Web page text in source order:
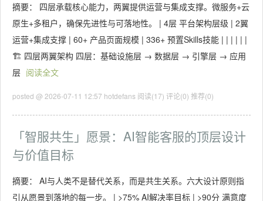
摘要： 四层承载核心能力，两翼提供运营与集成支撑。微服务+云
原生+多租户，确保先进性与可落地性。 | 4层 平台架构层级 | 2翼
运营+集成支撑 | 60+ 产品页面规模 | 336+ 预置Skills技能 | | | | | |
🏗️ 四层两翼架构 四层：基础设施层 → 数据层 → 引擎层 → 应用
层 阅读全文
posted @ 2026-07-11 12:57 hotdefans 阅读(17) 评论(0) 推荐(0)
「智服共生」愿景：AI智能客服的顶层设计
与价值目标
摘要： AI与人类不是替代关系，而是共生关系。六大设计原则指
引从愿景到落地的每一步。 | >75% AI解决率目标 | >90分 满意度